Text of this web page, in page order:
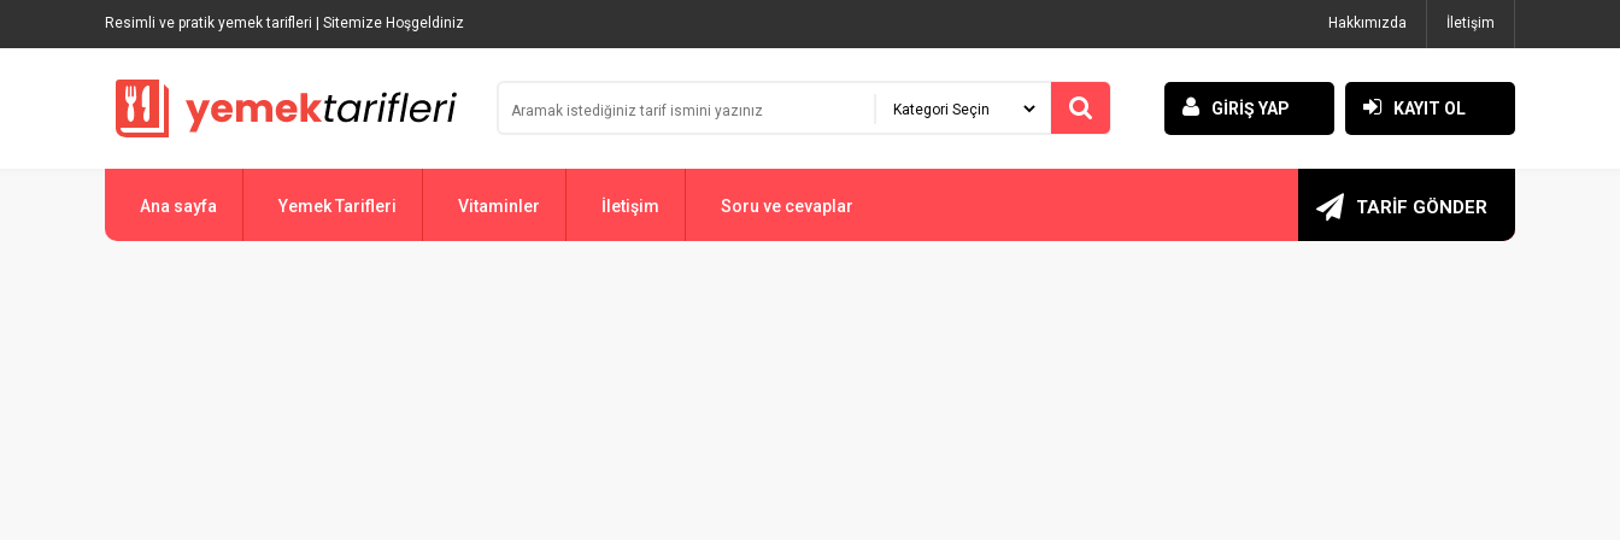
Resimli ve pratik yemek tarifleri | Sitemize Hoşgeldiniz Hakkımızda İletişim
GİRİŞ YAP KAYIT OL
Ana sayfa Yemek Tarifleri Vitaminler İletişim Soru ve cevaplar TARİF GÖNDER